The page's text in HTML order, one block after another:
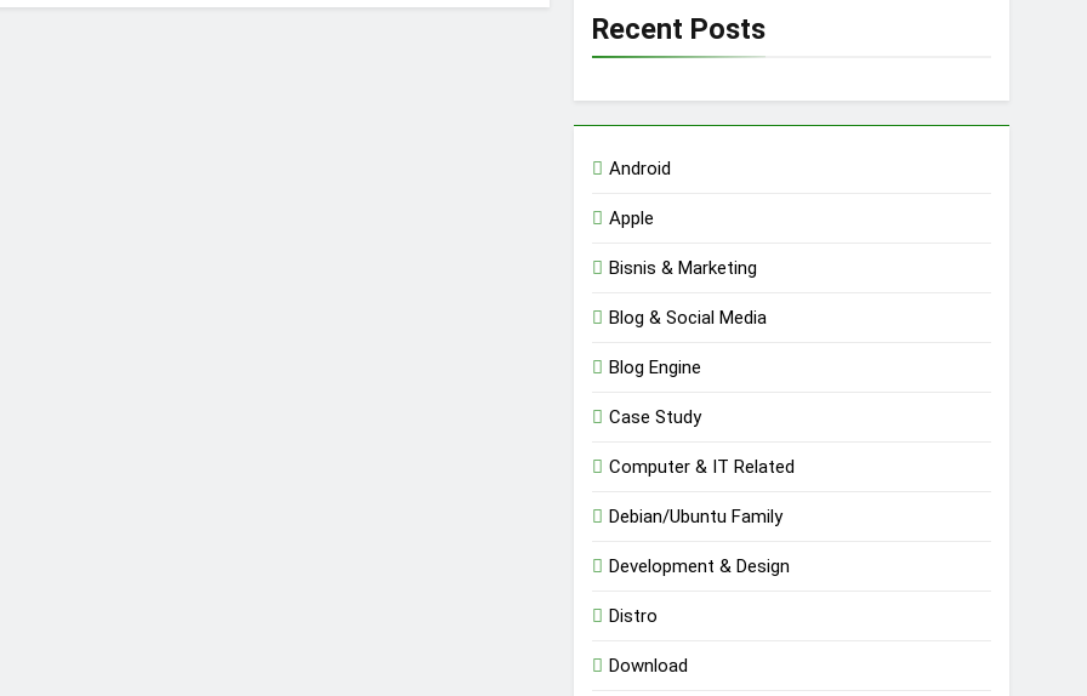
Recent Posts
Android
Apple
Bisnis & Marketing
Blog & Social Media
Blog Engine
Case Study
Computer & IT Related
Debian/Ubuntu Family
Development & Design
Distro
Download